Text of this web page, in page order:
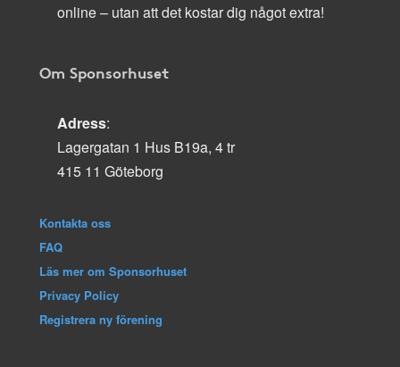
online – utan att det kostar dig något extra!
Om Sponsorhuset
Adress:
Lagergatan 1 Hus B19a, 4 tr
415 11 Göteborg
Kontakta oss
FAQ
Läs mer om Sponsorhuset
Privacy Policy
Registrera ny förening